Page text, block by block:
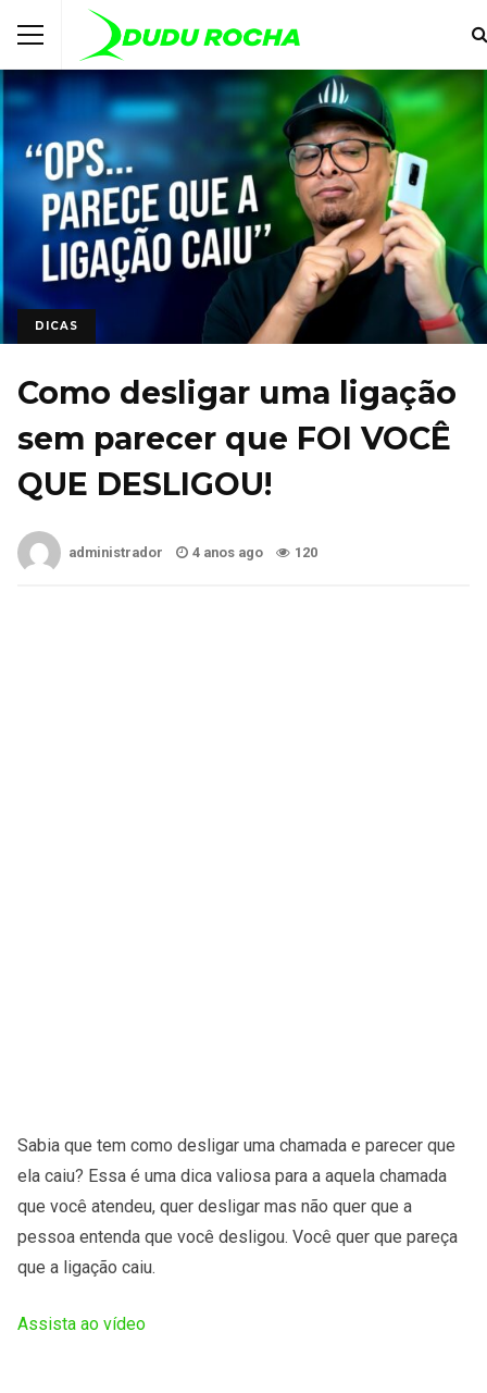
DICAS
Como desligar uma ligação
sem parecer que FOI VOCÊ
QUE DESLIGOU!
administrador 4 anos ago 120
Sabia que tem como desligar uma chamada e parecer que
ela caiu? Essa é uma dica valiosa para a aquela chamada
que você atendeu, quer desligar mas não quer que a
pessoa entenda que você desligou. Você quer que pareça
que a ligação caiu.
Assista ao vídeo